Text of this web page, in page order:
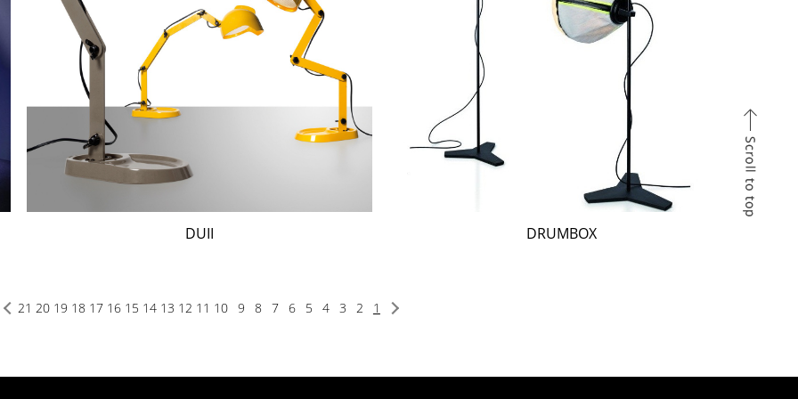
DRUMBOX
DUII
1
2
3
4
5
6
7
8
9
10
11
12
13
14
15
16
17
18
19
20
21